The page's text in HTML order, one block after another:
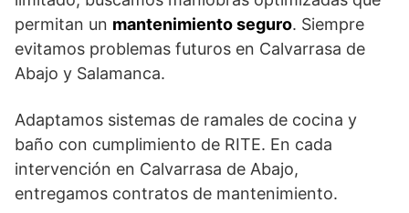
permitan un mantenimiento seguro. Siempre
evitamos problemas futuros en Calvarrasa de
Abajo y Salamanca.
Adaptamos sistemas de ramales de cocina y
baño con cumplimiento de RITE. En cada
intervención en Calvarrasa de Abajo,
entregamos contratos de mantenimiento.